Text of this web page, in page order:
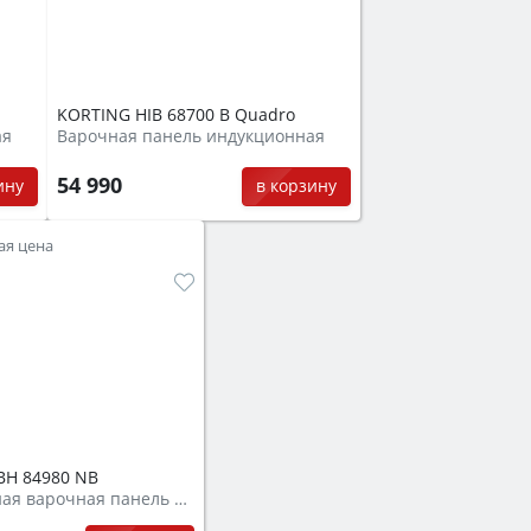
KORTING HIB 68700 B Quadro
Варочная панель индукционная
54 990 в корзину
цена
84980 NB
Индукционная варочная панель с интегрированной вытяжкой